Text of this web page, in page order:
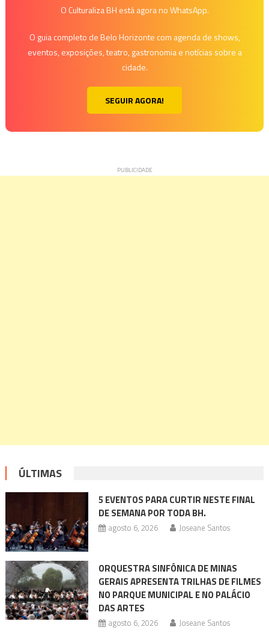
O Culturaliza BH está agora no WhatsApp.
O guia completo de Belo Horizonte com agenda de shows,
eventos, exposições, teatro, gastronomia e notícias sobre a
cidade.
SEGUIR AGORA!
ÚLTIMAS
5 EVENTOS PARA CURTIR NESTE FINAL
DE SEMANA POR TODA BH.
agosto 6, 2026 Joseane Santos
ORQUESTRA SINFÔNICA DE MINAS
GERAIS APRESENTA TRILHAS DE FILMES
NO PARQUE MUNICIPAL E NO PALÁCIO
DAS ARTES
agosto 6, 2026 Joseane Santos